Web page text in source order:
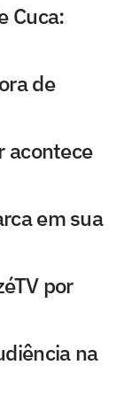
Cuca:
de
acontece
em sua
por
na